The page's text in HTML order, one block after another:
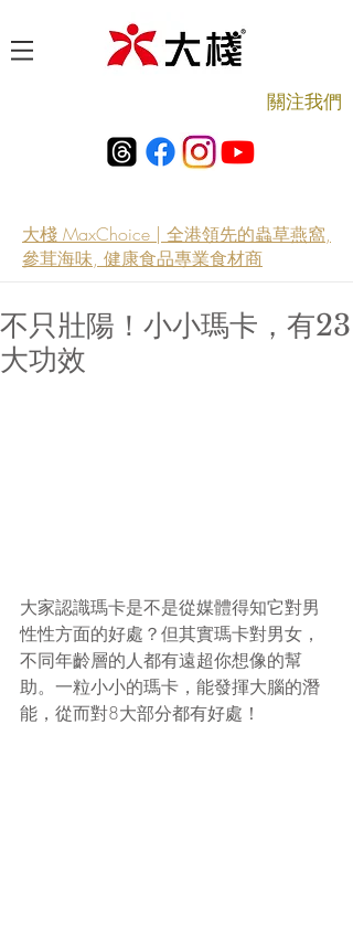
​關注我們
大棧 MaxChoice | 全港領先的蟲草燕窩,
參茸海味, 健康食品專業食材商
不只壯陽！小小瑪卡，有23
大功效
大家認識瑪卡是不是從媒體得知它對男
性性方面的好處？但其實瑪卡對男女，
不同年齡層的人都有遠超你想像的幫
助。一粒小小的瑪卡，能發揮大腦的潛
能，從而對8大部分都有好處！